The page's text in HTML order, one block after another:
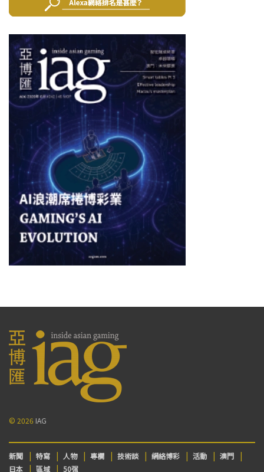
© 2026 IAG
新聞 特寫 人物 專欄 技術談 網絡博彩 活動
澳門
日本
區域 50强